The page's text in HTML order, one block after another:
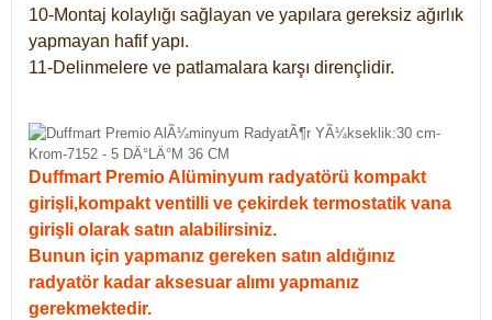
10-Montaj kolaylığı sağlayan ve yapılara gereksiz ağırlık
yapmayan hafif yapı.
11-Delinmelere ve patlamalara karşı dirençlidir.
Duffmart Premio Alüminyum radyatörü kompakt
girişli,kompakt ventilli ve çekirdek termostatik vana
girişli olarak satın alabilirsiniz.
Bunun için yapmanız gereken satın aldığınız
radyatör kadar aksesuar alımı yapmanız
gerekmektedir.